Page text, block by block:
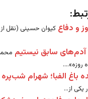
و دفاع کیوان حسینی (نقل
آدم‌های سابق نیستیم
روزه»....
باغ الفبا؛ شهرام شب‌پره
یکی از...